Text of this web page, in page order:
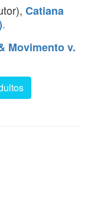
Catiana
.
Movimento v.